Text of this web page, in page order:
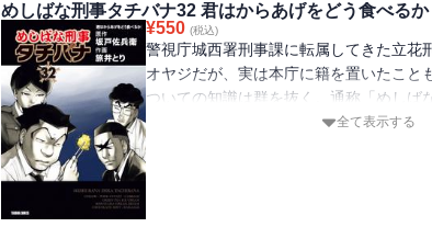
かを考察し、近年売り上げが伸びている
東南アジアの不思議飲料に思いをはせ、
る、等身大の食談義12編！ 乞う、ご期
めしばな刑事タチバナ32 君はからあげをどう食べるか
¥550 (税込)
警視庁城西署刑事課に転属してきた立花
オヤジだが、実は本庁に籍を置いたこと
ついての知識は群を抜く。通称「めしば
ネだ。捜査や取調べに得意の知識と情報
全て表示する